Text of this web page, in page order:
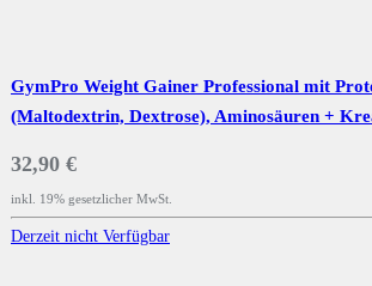
GymPro Weight Gainer Professional mit
(Maltodextrin, Dextrose), Aminosäuren +
32,90 €
inkl. 19% gesetzlicher MwSt.
Derzeit nicht Verfügbar